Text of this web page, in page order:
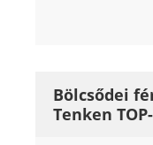
Bölcsődei
Tenken